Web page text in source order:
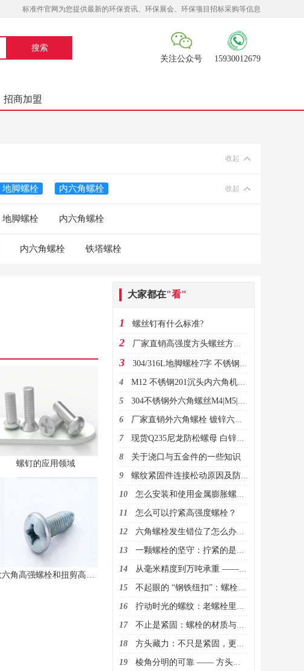
标准件官网为您提供最新的环保资讯、环保展会、环保项目招标采购等信息
关注公众号 15930012679
招商加盟
收起
地脚螺栓 内六角螺栓 收起
地脚螺栓 内六角螺栓
内六角螺栓 铁塔螺栓
螺钉的应用领域
大六角高强螺栓和扭剪高强螺栓的区别
大家都在"看"
1 螺丝钉有什么标准?
2 厂家直销高强度方头螺丝方头螺栓
3 304/316L地脚螺栓7字 不锈钢9字预埋螺丝 GB799地脚栓机械螺丝M20
4 M12 不锈钢201沉头内六角机螺钉 平头内六角螺丝 DIN7991厂家直销
5 304不锈钢外六角螺丝M4|M5|M6|M8 DIN933厂家批发全牙六角螺栓
6 厂家直销外六角螺栓 镀锌六角螺栓 高强度六角螺栓 可订做螺栓
7 现货Q235尼龙防松螺母 白锌自锁螺母M3M4M5M6M8M10M12
8 关于浇口与五金件的一些知识
9 螺纹紧固件连接松动原因及防松常用结构
10 怎么安装和使用金属膨胀螺栓？
11 怎么可以拧紧高强度螺栓？
12 六角螺栓发生错位了怎么办？该怎么避免！
13 一颗螺栓的坚守：拧紧的是连接，扛起的是信任
14 从毫米精度到万吨承重 —— 螺栓里藏着的工业密码
15 不起眼的 “钢铁纽扣”：螺栓如何串联起世界的骨架
16 拧动时光的螺纹：老螺栓里藏着的工程记忆
17 不止是紧固：螺栓的材质与工艺，定义着安全的边界
18 方头藏力：不只是紧固，更是工业连接里的踏实担当
19 棱角分明的可靠 —— 方头螺栓，在细节处锚定工程安全